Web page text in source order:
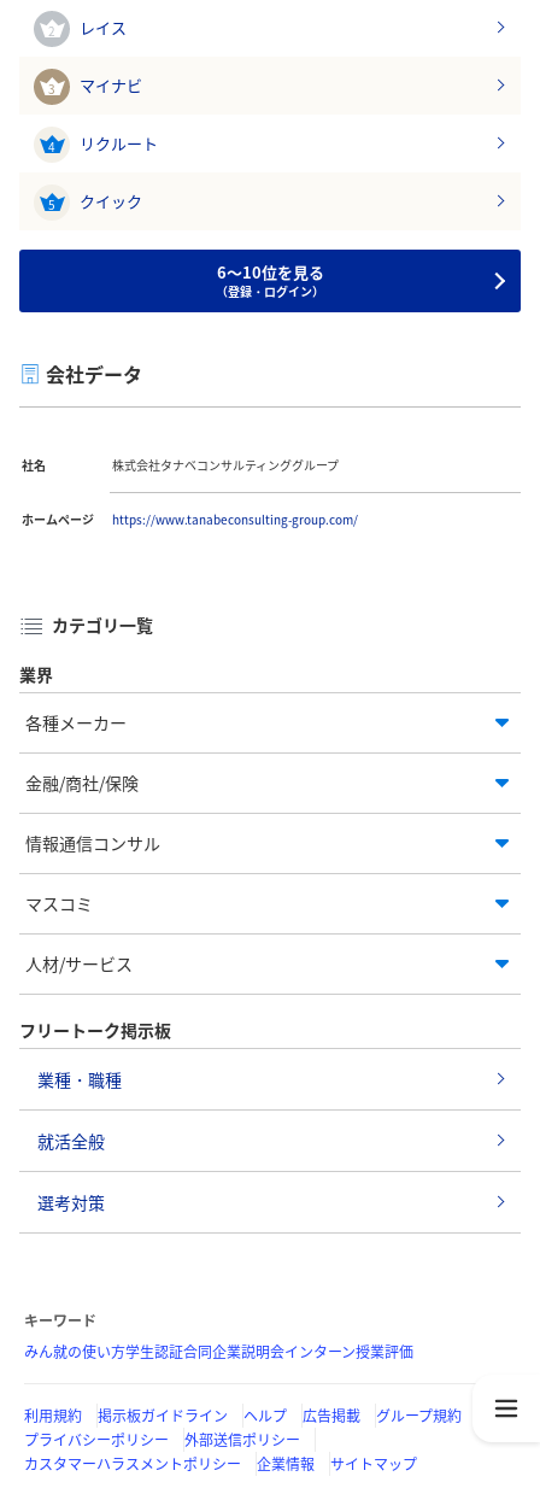
2 レイス
3 マイナビ
4 リクルート
5 クイック
6～10位を見る
（登録・ログイン）
会社データ
社名 株式会社タナベコンサルティンググループ
ホームページ https://www.tanabeconsulting-group.com/
カテゴリ一覧
業界
各種メーカー
金融/商社/保険
情報通信コンサル
マスコミ
人材/サービス
フリートーク掲示板
業種・職種
就活全般
選考対策
キーワード
みん就の使い方学生認証合同企業説明会インターン授業評価
利用規約 掲示板ガイドライン ヘルプ 広告掲載
グループ規約
プライバシーポリシー
外部送信ポリシー
カスタマーハラスメントポリシー
企業情報 サイトマップ